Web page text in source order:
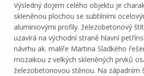
Výsledný dojem celého objektu je
skleněnou plochou se subtilními
aluminiovými profily. železobetonový
uzavírá na východní straně hlavní
návrhu ak. malíře Martina Sladkého
mozaikou z velkých skleněných prvků
železobetonovou stěnou. Na západním